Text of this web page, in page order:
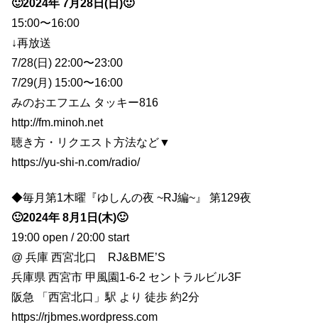
🙂2024年 7月28日(日)🙂
15:00〜16:00
↓再放送
7/28(日) 22:00〜23:00
7/29(月) 15:00〜16:00
みのおエフエム タッキー816
http://fm.minoh.net
聴き方・リクエスト方法など▼
https://yu-shi-n.com/radio/
◆毎月第1木曜『ゆしんの夜 ~RJ編~』 第129夜
🙂2024年 8月1日(木)🙂
19:00 open / 20:00 start
@ 兵庫 西宮北口 RJ&BME’S
兵庫県 西宮市 甲風園1-6-2 セントラルビル3F
阪急 「西宮北口」駅 より 徒歩 約2分
https://rjbmes.wordpress.com